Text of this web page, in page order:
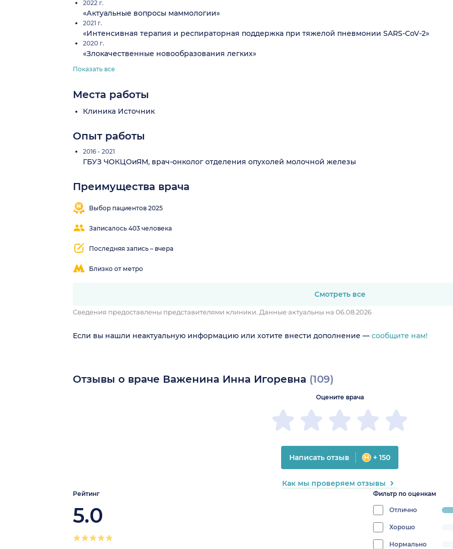
2022 г.
«Актуальные вопросы маммологии»
2021 г.
«Интенсивная терапия и респираторная поддержка при тяжелой пневмонии SARS-CoV-2»
2020 г.
«Злокачественные новообразования легких»
Показать все
Места работы
Клиника Источник
Опыт работы
2016 - 2021
ГБУЗ ЧОКЦОиЯМ, врач-онколог отделения опухолей молочной железы
Преимущества врача
Выбор пациентов 2025
Записалось 403 человека
Последняя запись – вчера
Близко от метро
осмотр
объяснения
Смотреть все
Сведения предоставлены представителями клиники. Данные актуальны на 06.08.2026
Если вы нашли неактуальную информацию или хотите внести дополнение — сообщите нам!
Отзывы о враче Важенина Инна Игоревна (109)
Рейтинг
5.0
Фильтр по оценкам
Отлично
Хорошо
Нормально
Оцените врача
Написать отзыв + 150
Как мы проверяем отзывы